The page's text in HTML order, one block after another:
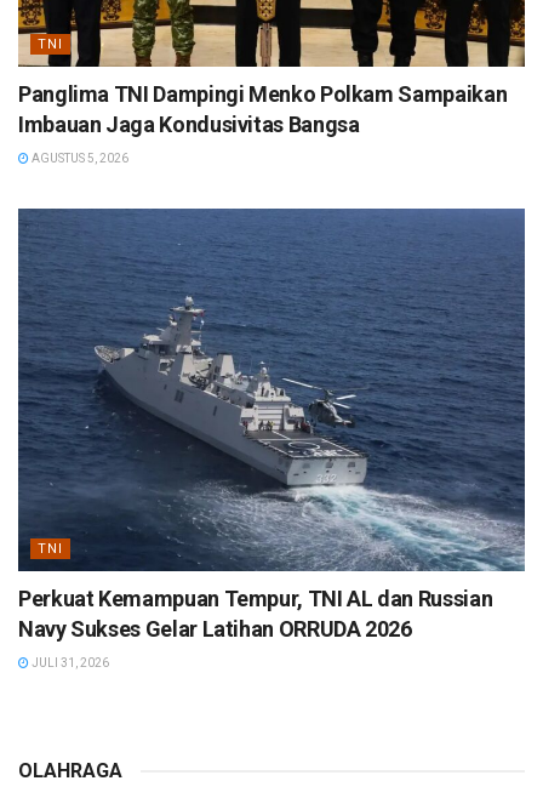
TNI
Panglima TNI Dampingi Menko Polkam Sampaikan
Imbauan Jaga Kondusivitas Bangsa
AGUSTUS 5, 2026
TNI
Perkuat Kemampuan Tempur, TNI AL dan Russian
Navy Sukses Gelar Latihan ORRUDA 2026
JULI 31, 2026
OLAHRAGA